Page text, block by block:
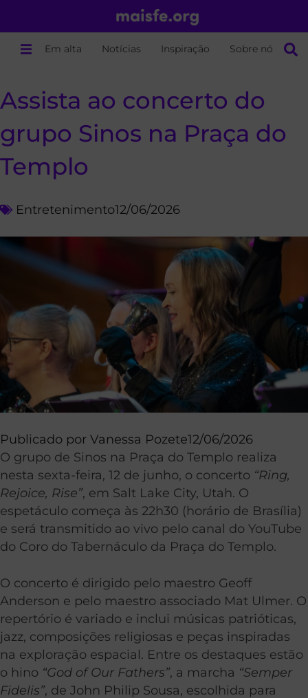
Em alta Notícias Inspiração Sobre nós
Assista ao concerto do
grupo Sinos na Praça do
Templo
Entretenimento12/06/2026
Publicado por Vanessa Pozete12/06/2026
O grupo de Sinos na Praça do Templo realiza
nesta sexta-feira, 12 de junho, o concerto “Ring,
Rejoice, Rise”, em Salt Lake City, Utah. O
espetáculo começa às 22h30 (horário de Brasília)
e será transmitido ao vivo pelo canal do YouTube
do Coro do Tabernáculo da Praça do Templo.
O concerto é dirigido pelo maestro Geoff
Anderson e pelo maestro associado Mat Ulmer. O
repertório é variado e inclui músicas patrióticas,
jazz, composições religiosas e peças inspiradas
na exploração espacial. Entre os destaques estão
o hino “God of Our Fathers”, a marcha “Semper
Fidelis”, de John Philip Sousa, escolhida para